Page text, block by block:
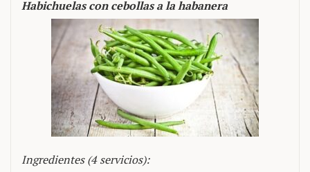
Habichuelas con cebollas a la habanera
Ingredientes (4 servicios):